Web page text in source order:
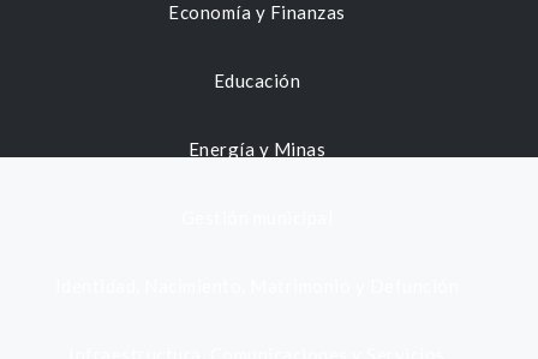
Economía y Finanzas
Educación
Energía y Minas